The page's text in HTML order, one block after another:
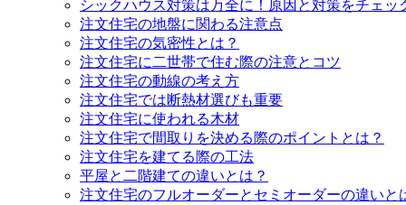
シックハウス対策は万全に！原因と対策をチェッ
注文住宅の地盤に関わる注意点
注文住宅の気密性とは？
注文住宅に二世帯で住む際の注意とコツ
注文住宅の動線の考え方
注文住宅では断熱材選びも重要
注文住宅に使われる木材
注文住宅で間取りを決める際のポイントとは？
注文住宅を建てる際の工法
平屋と二階建ての違いとは？
注文住宅のフルオーダーとセミオーダーの違いと